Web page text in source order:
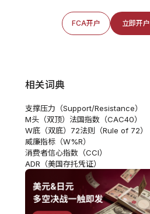
FCA开户 立即开户
相关词典
支撑压力（Support/Resistance）
M头（双顶） 法国指数（CAC40）
W底（双底） 72法则（Rule of 72）
威廉指标（W%R）
消费者信心指数（CCI）
ADR（美国存托凭证）